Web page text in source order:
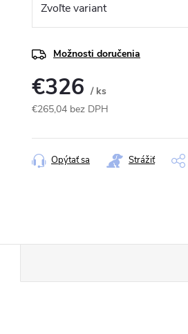
Možnosti doručenia
€326 / ks
€265,04 bez DPH
cena:
Opýtať sa Strážiť